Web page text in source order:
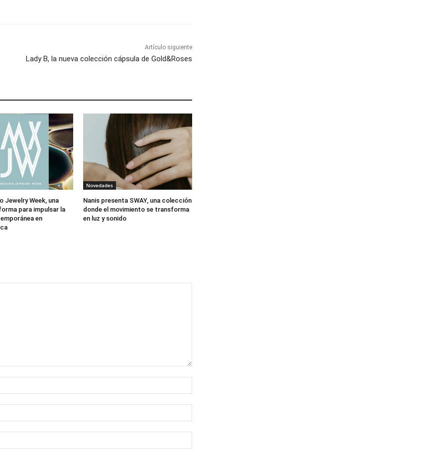
Artículo siguiente
Lady B, la nueva colección cápsula de Gold&Roses
Jewelry Week, una
para impulsar la
en
Novedades
Nanis presenta SWAY, una colección
donde el movimiento se transforma
en luz y sonido
electrónico:*
web: